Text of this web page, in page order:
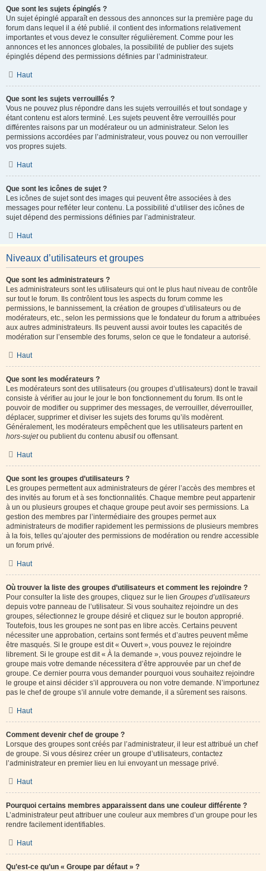
Que sont les sujets épinglés ?
Un sujet épinglé apparaît en dessous des annonces sur la première page du
forum dans lequel il a été publié. il contient des informations relativement
importantes et vous devez le consulter régulièrement. Comme pour les
annonces et les annonces globales, la possibilité de publier des sujets
épinglés dépend des permissions définies par l’administrateur.
Haut
Que sont les sujets verrouillés ?
Vous ne pouvez plus répondre dans les sujets verrouillés et tout sondage y
étant contenu est alors terminé. Les sujets peuvent être verrouillés pour
différentes raisons par un modérateur ou un administrateur. Selon les
permissions accordées par l’administrateur, vous pouvez ou non verrouiller
vos propres sujets.
Haut
Que sont les icônes de sujet ?
Les icônes de sujet sont des images qui peuvent être associées à des
messages pour refléter leur contenu. La possibilité d’utiliser des icônes de
sujet dépend des permissions définies par l’administrateur.
Haut
Niveaux d’utilisateurs et groupes
Que sont les administrateurs ?
Les administrateurs sont les utilisateurs qui ont le plus haut niveau de contrôle
sur tout le forum. Ils contrôlent tous les aspects du forum comme les
permissions, le bannissement, la création de groupes d’utilisateurs ou de
modérateurs, etc., selon les permissions que le fondateur du forum a attribuées
aux autres administrateurs. Ils peuvent aussi avoir toutes les capacités de
modération sur l’ensemble des forums, selon ce que le fondateur a autorisé.
Haut
Que sont les modérateurs ?
Les modérateurs sont des utilisateurs (ou groupes d’utilisateurs) dont le travail
consiste à vérifier au jour le jour le bon fonctionnement du forum. Ils ont le
pouvoir de modifier ou supprimer des messages, de verrouiller, déverrouiller,
déplacer, supprimer et diviser les sujets des forums qu’ils modèrent.
Généralement, les modérateurs empêchent que les utilisateurs partent en
hors-sujetou publient du contenu abusif ou offensant.
Haut
Que sont les groupes d’utilisateurs ?
Les groupes permettent aux administrateurs de gérer l’accès des membres et
des invités au forum et à ses fonctionnalités. Chaque membre peut appartenir
à un ou plusieurs groupes et chaque groupe peut avoir ses permissions. La
gestion des membres par l’intermédiaire des groupes permet aux
administrateurs de modifier rapidement les permissions de plusieurs membres
à la fois, telles qu’ajouter des permissions de modération ou rendre accessible
un forum privé.
Haut
Où trouver la liste des groupes d’utilisateurs et comment les rejoindre ?
Pour consulter la liste des groupes, cliquez sur le lien Groupes d’utilisateurs
depuis votre panneau de l’utilisateur. Si vous souhaitez rejoindre un des
groupes, sélectionnez le groupe désiré et cliquez sur le bouton approprié.
Toutefois, tous les groupes ne sont pas en libre accès. Certains peuvent
nécessiter une approbation, certains sont fermés et d’autres peuvent même
être masqués. Si le groupe est dit « Ouvert », vous pouvez le rejoindre
librement. Si le groupe est dit « À la demande », vous pouvez rejoindre le
groupe mais votre demande nécessitera d’être approuvée par un chef de
groupe. Ce dernier pourra vous demander pourquoi vous souhaitez rejoindre
le groupe et ainsi décider s’il approuvera ou non votre demande. N’importunez
pas le chef de groupe s’il annule votre demande, il a sûrement ses raisons.
Haut
Comment devenir chef de groupe ?
Lorsque des groupes sont créés par l’administrateur, il leur est attribué un chef
de groupe. Si vous désirez créer un groupe d’utilisateurs, contactez
l’administrateur en premier lieu en lui envoyant un message privé.
Haut
Pourquoi certains membres apparaissent dans une couleur différente ?
L’administrateur peut attribuer une couleur aux membres d’un groupe pour les
rendre facilement identifiables.
Haut
Qu’est-ce qu’un « Groupe par défaut » ?